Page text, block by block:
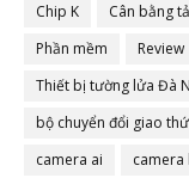
Chip K
Cân bằng
Phần mềm
Review
Thiết bị tường lửa Đà
bộ chuyển đổi giao
camera ai
camera